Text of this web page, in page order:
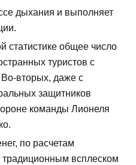
дыхания и выполняет
статистике общее число
туристов с
Во-вторых, даже с
защитников
команды Лионеля
по расчетам
традиционным всплеском